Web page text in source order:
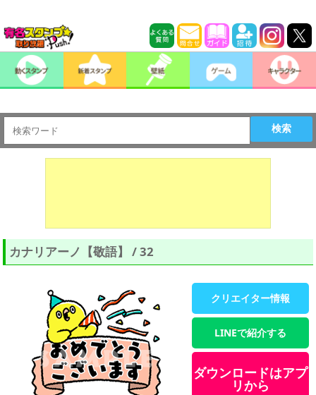
検索
カナリアーノ【敬語】 / 32
クリエイター情報
LINEで紹介する
ダウンロードはアプ
リから